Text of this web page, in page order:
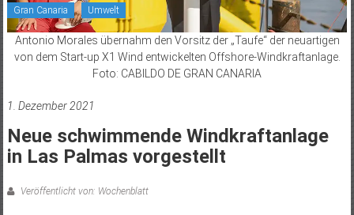
Gran Canaria Umwelt
Antonio Morales übernahm den Vorsitz der „Taufe“ der neuartigen
von dem Start-up X1 Wind entwickelten Offshore-Windkraftanlage.
Foto: CABILDO DE GRAN CANARIA
1. Dezember 2021
Neue schwimmende Windkraftanlage
in Las Palmas vorgestellt
Veröffentlicht von: Wochenblatt